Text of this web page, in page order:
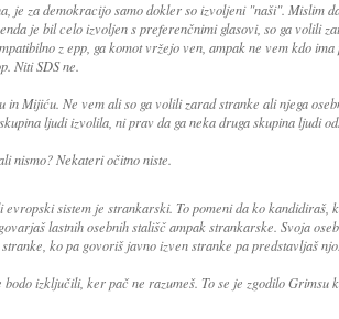
je za demokracijo samo dokler so izvoljeni "naši". Mislim
je bil celo izvoljen s preferenčnimi glasovi, so ga volili
z epp, ga komot vržejo ven, ampak ne vem kdo
Niti SDS ne.
in Mijiću. Ne vem ali so ga volili zarad stranke ali njega
ljudi izvolila, ni prav da ga neka druga skupina ljudi
nismo? Nekateri očitno niste.
evropski sistem je strankarski. To pomeni da ko kandidiraš,
lastnih osebnih stališč ampak strankarske. Svoja
ko pa govoriš javno izven stranke pa predstavljaš njo.
izključili, ker pač ne razumeš. To se je zgodilo Grimsu